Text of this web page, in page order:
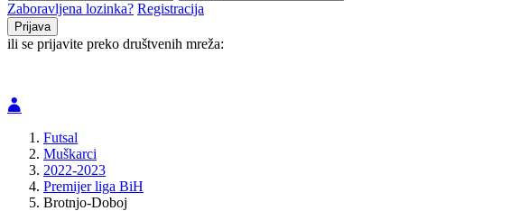
Zaboravljena lozinka? Registracija
ili se prijavite preko društvenih mreža:
Futsal
Muškarci
2022-2023
Premijer liga BiH
Brotnjo-Doboj